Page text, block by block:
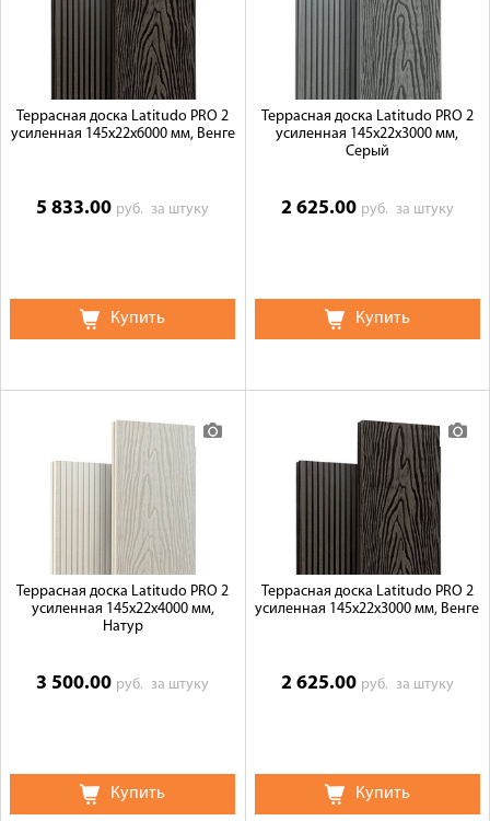
Террасная доска Latitudo PRO 2
усиленная 145х22х6000 мм, Венге
5 833.00 руб.за штуку
Купить
Террасная доска Latitudo PRO 2
усиленная 145х22х3000 мм,
Серый
2 625.00 руб. за штуку
Купить
Террасная доска Latitudo PRO 2
усиленная 145х22х4000 мм,
Натур
3 500.00 руб.за штуку
Купить
Террасная доска Latitudo PRO 2
усиленная 145х22х3000 мм, Венге
2 625.00 руб. за штуку
Купить